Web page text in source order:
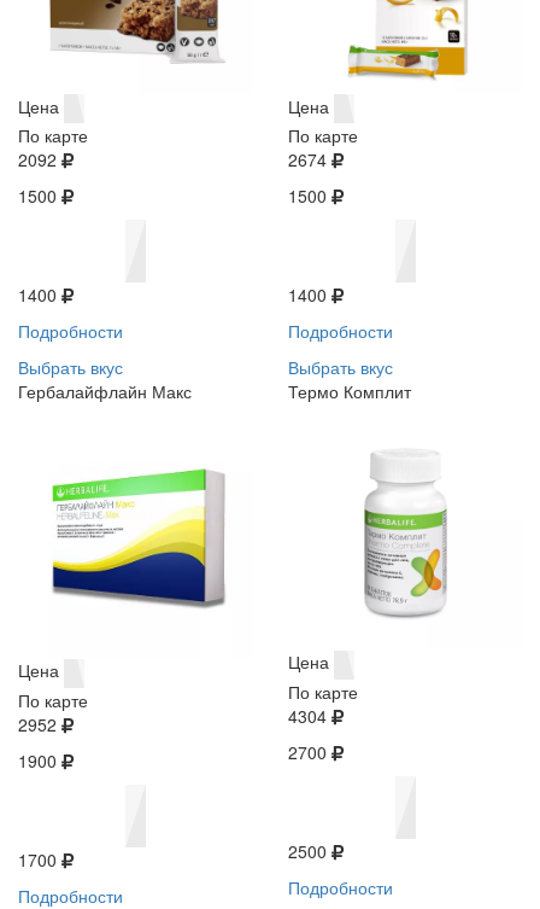
Цена
По карте
2092
1500
1400
Подробности
Выбрать вкус
Цена
По карте
2674
1500
1400
Подробности
Выбрать вкус
Гербалайфлайн Макс
Цена
По карте
2952
1900
1700
Подробности
Термо Комплит
Цена
По карте
4304
2700
2500
Подробности